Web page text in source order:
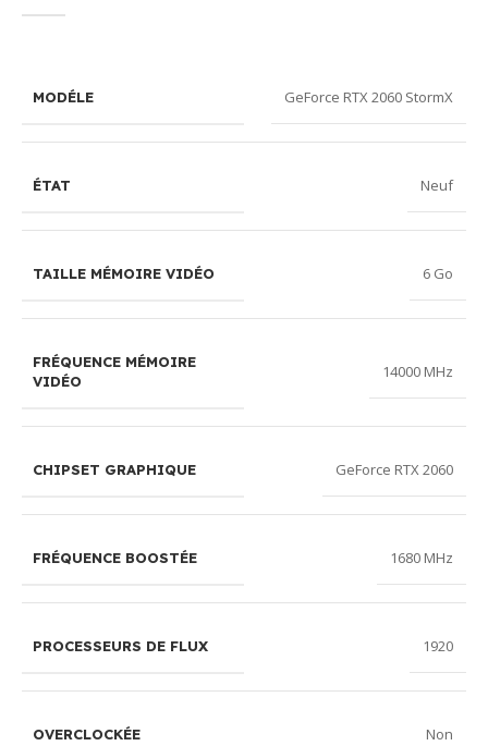
MODÉLE GeForce RTX 2060 StormX
ÉTAT Neuf
TAILLE MÉMOIRE VIDÉO 6 Go
FRÉQUENCE MÉMOIRE
VIDÉO
14000 MHz
CHIPSET GRAPHIQUE GeForce RTX 2060
FRÉQUENCE BOOSTÉE 1680 MHz
PROCESSEURS DE FLUX 1920
OVERCLOCKÉE Non